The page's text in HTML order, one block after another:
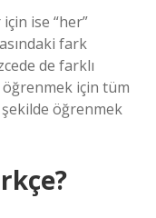
ise “her”
fark
de farklı
için tüm
öğrenmek